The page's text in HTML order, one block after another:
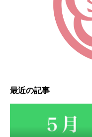
保護中: R189 ３月祭
最近の記事